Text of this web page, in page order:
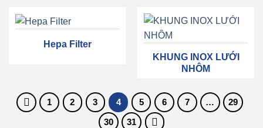
Hepa Filter
KHUNG INOX LƯỚI
NHÔM
1 2 3 4 5 6 7 …
29
30
31